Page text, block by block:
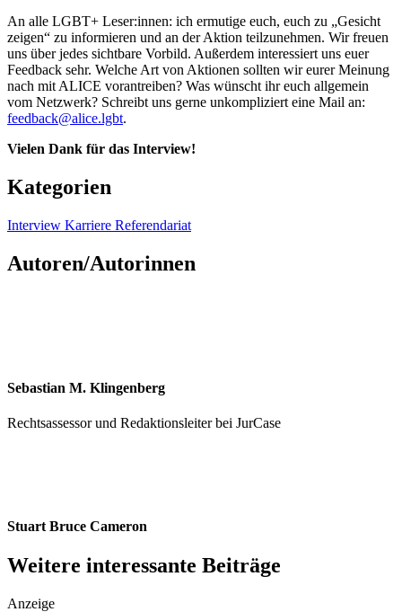
An alle LGBT+ Leser:innen: ich ermutige euch, euch zu „Gesicht
zeigen“ zu informieren und an der Aktion teilzunehmen. Wir freuen
uns über jedes sichtbare Vorbild. Außerdem interessiert uns euer
Feedback sehr. Welche Art von Aktionen sollten wir eurer Meinung
nach mit ALICE vorantreiben? Was wünscht ihr euch allgemein
vom Netzwerk? Schreibt uns gerne unkompliziert eine Mail an:
feedback@alice.lgbt.
Vielen Dank für das Interview!
Kategorien
Interview Karriere Referendariat
Autoren/Autorinnen
Sebastian M. Klingenberg
Rechtsassessor und Redaktionsleiter bei JurCase
Stuart Bruce Cameron
Weitere interessante Beiträge
Anzeige